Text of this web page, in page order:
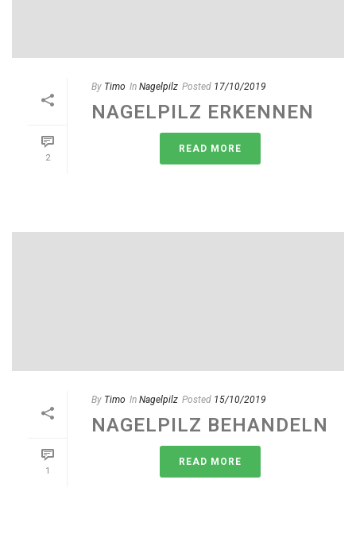
2
By Timo In Nagelpilz Posted 17/10/2019
NAGELPILZ ERKENNEN
READ MORE
1
By Timo In Nagelpilz Posted 15/10/2019
NAGELPILZ BEHANDELN
READ MORE